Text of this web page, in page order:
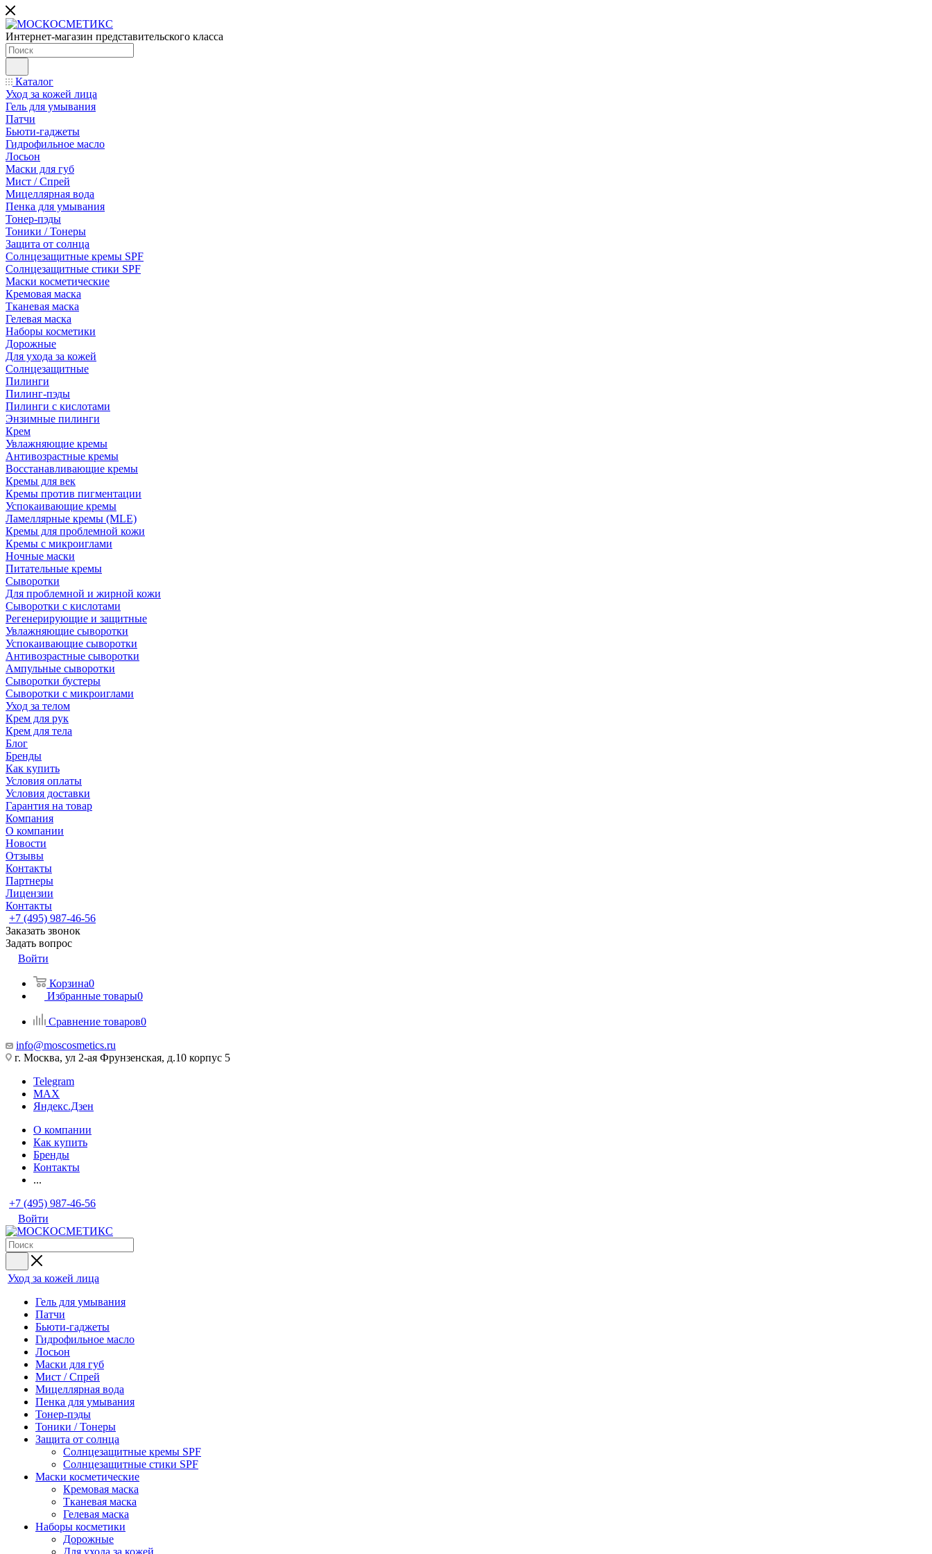
Интернет-магазин представительского класса
Каталог
Уход за кожей лица
Гель для умывания
Патчи
Бьюти-гаджеты
Гидрофильное масло
Лосьон
Маски для губ
Мист / Спрей
Мицеллярная вода
Пенка для умывания
Тонер-пэды
Тоники / Тонеры
Защита от солнца
Солнцезащитные кремы SPF
Солнцезащитные стики SPF
Маски косметические
Кремовая маска
Тканевая маска
Гелевая маска
Наборы косметики
Дорожные
Для ухода за кожей
Солнцезащитные
Пилинги
Пилинг-пэды
Пилинги с кислотами
Энзимные пилинги
Крем
Увлажняющие кремы
Антивозрастные кремы
Восстанавливающие кремы
Кремы для век
Кремы против пигментации
Успокаивающие кремы
Ламеллярные кремы (MLE)
Кремы для проблемной кожи
Кремы с микроиглами
Ночные маски
Питательные кремы
Сыворотки
Для проблемной и жирной кожи
Сыворотки с кислотами
Регенерирующие и защитные
Увлажняющие сыворотки
Успокаивающие сыворотки
Антивозрастные сыворотки
Ампульные сыворотки
Сыворотки бустеры
Сыворотки с микроиглами
Уход за телом
Крем для рук
Крем для тела
Блог
Бренды
Как купить
Условия оплаты
Условия доставки
Гарантия на товар
Компания
О компании
Новости
Отзывы
Контакты
Партнеры
Лицензии
Контакты
+7 (495) 987-46-56
Заказать звонок
Задать вопрос
Войти
Корзина0
Избранные товары0
Сравнение товаров0
info@moscosmetics.ru
г. Москва, ул 2-ая Фрунзенская, д.10 корпус 5
Telegram
MAX
Яндекс.Дзен
О компании
Как купить
Бренды
Контакты
...
+7 (495) 987-46-56
Войти
Уход за кожей лица
Гель для умывания
Патчи
Бьюти-гаджеты
Гидрофильное масло
Лосьон
Маски для губ
Мист / Спрей
Мицеллярная вода
Пенка для умывания
Тонер-пэды
Тоники / Тонеры
Защита от солнца
Солнцезащитные кремы SPF
Солнцезащитные стики SPF
Маски косметические
Кремовая маска
Тканевая маска
Гелевая маска
Наборы косметики
Дорожные
Для ухода за кожей